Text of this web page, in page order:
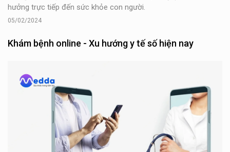
hưởng trực tiếp đến sức khỏe con người.
05/02/2024
Khám bệnh online - Xu hướng y tế số hiện nay